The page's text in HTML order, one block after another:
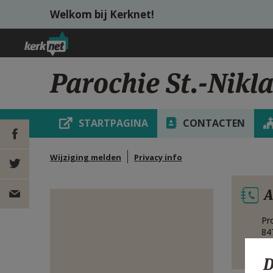
Overslaan en naar de inhoud gaan
Welkom bij Kerknet!
Parochie St.-
STARTPAGINA CONTACTEN
Wijziging melden Privacy info
DEEL OP
FACEBOOK
DEEL OP